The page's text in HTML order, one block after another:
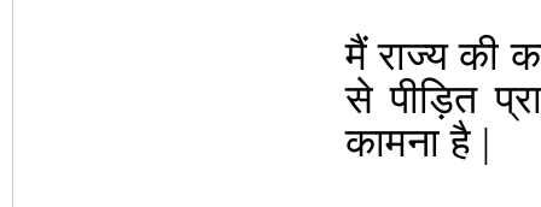
मैं राज्य की
से पीड़ित
कामना है |